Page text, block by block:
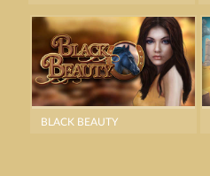
BLACK BEAUTY